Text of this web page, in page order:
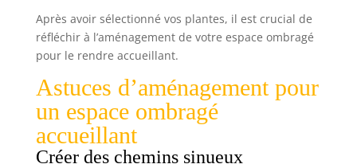
Après avoir sélectionné vos plantes, il est crucial de
réfléchir à l’aménagement de votre espace ombragé
pour le rendre accueillant.
Astuces d’aménagement pour
un espace ombragé
accueillant
Créer des chemins sinueux